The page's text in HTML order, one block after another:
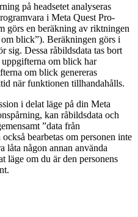
på headsetet analyseras
i Meta Quest Pro-
görs en beräkning av riktningen
blick”). Beräkningen görs i
sig. Dessa råbildsdata tas bort
uppgifterna om blick har
om blick genereras
när funktionen tillhandahålls.
i delat läge på din Meta
kan råbildsdata och
”data från
bearbetas om personen inte
låta någon annan använda
läge om du är den personens